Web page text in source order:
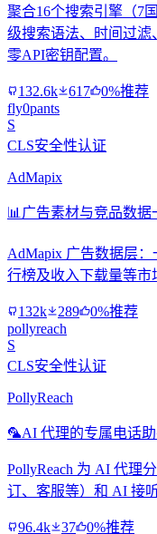
聚合16个搜索引擎（7
级搜索语法、时间过滤
零API密钥配置。
132.6k 617
0%推荐
fly0pants
S
CLS安全性认证
AdMapix
📊 广告素材与竞品数据
AdMapix 广告数据层
行榜及收入下载量等市
132k 289
0%推荐
pollyreach
S
CLS安全性认证
PollyReach
🦜AI 代理的专属电话
PollyReach 为 AI 代理
订、客服等）和 AI 接
96.4k 37 0%推荐